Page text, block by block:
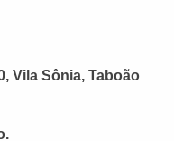
Vila Sônia, Taboão